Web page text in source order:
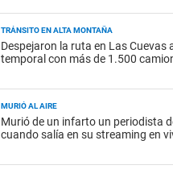
TRÁNSITO EN ALTA MONTAÑA
Despejaron la ruta en Las Cuevas
temporal con más de 1.500
MURIÓ AL AIRE
Murió de un infarto un periodista
cuando salía en su streaming en